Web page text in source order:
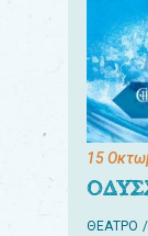
15
ΘΕΑΤΡΟ